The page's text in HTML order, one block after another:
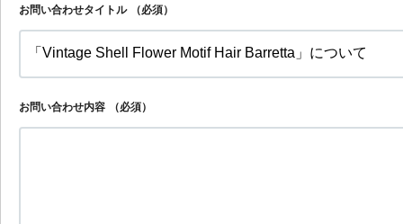
お問い合わせタイトル （必須）
お問い合わせ内容 （必須）